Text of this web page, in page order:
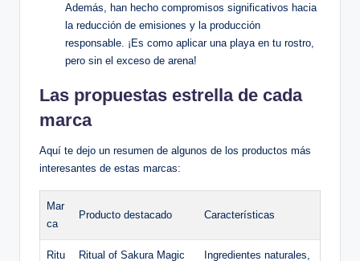
Además, han hecho compromisos significativos hacia
la reducción de emisiones y la producción
responsable. ¡Es como aplicar una playa en tu rostro,
pero sin el exceso de arena!
Las propuestas estrella de cada
marca
Aquí te dejo un resumen de algunos de los productos más
interesantes de estas marcas:
Mar
ca
Producto destacado Características
Ritu Ritual of Sakura Magic Ingredientes naturales,